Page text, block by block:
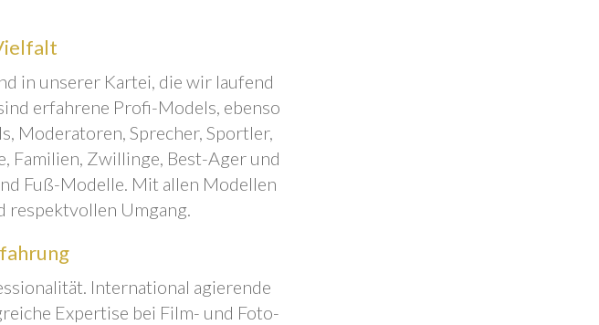
in unserer Kartei, die wir laufend
erfahrene Profi-Models, ebenso
Moderatoren, Sprecher, Sportler,
Familien, Zwillinge, Best-Ager und
Fuß-Modelle. Mit allen Modellen
respektvollen Umgang.
International agierende
Expertise bei Film- und Foto-